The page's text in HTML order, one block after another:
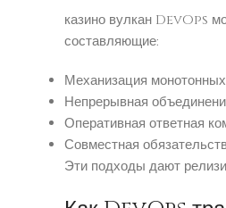
казино вулкан DevOps
составляющие:
Механизация
Непрерывная
Оперативная ответная
Совместная
Эти подходы дают